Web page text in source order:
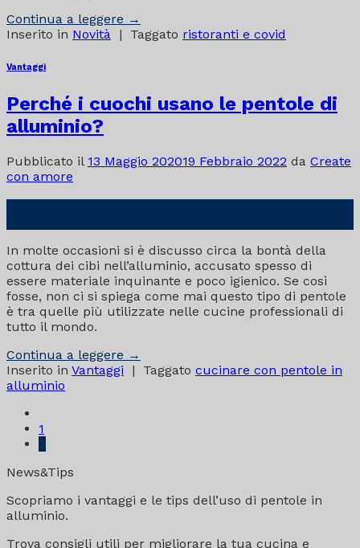
Continua a leggere →
Inserito in Novità | Taggato ristoranti e covid
Vantaggi
Perché i cuochi usano le pentole di
alluminio?
Pubblicato il 13 Maggio 202019 Febbraio 2022 da Create
con amore
In molte occasioni si è discusso circa la bontà della
cottura dei cibi nell’alluminio, accusato spesso di
essere materiale inquinante e poco igienico. Se così
fosse, non ci si spiega come mai questo tipo di pentole
è tra quelle più utilizzate nelle cucine professionali di
tutto il mondo.
Continua a leggere →
Inserito in Vantaggi | Taggato cucinare con pentole in
alluminio
1
2
News&Tips
Scopriamo i vantaggi e le tips dell’uso di pentole in
alluminio.
Trova consigli utili per migliorare la tua cucina e